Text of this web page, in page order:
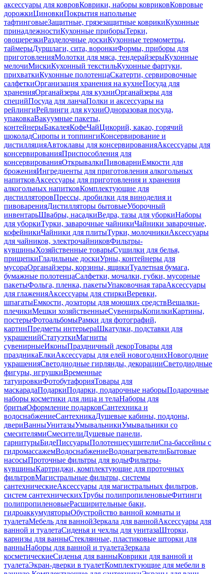
аксессуары для ковровКоврики, наборы ковриковКовровые
дорожкиЦиновкиПокрытия напольные
тафтинговыеЗащитные, грязезащитные коврикиКухонные
принадлежностиКухонные приборыТерки,
овощерезкиРазделочные доскиКухонные термометры,
таймерыДуршлаги, сита, воронкиФормы, приборы для
приготовленияМолотки для мяса, тендерайзерыКухонные
мелочиМискиКухонный текстильКухонные фартуки,
прихваткиКухонные полотенцаСкатерти, сервировочные
салфеткиОрганизация хранения на кухнеПосуда для
храненияОрганайзеры для кухниОрганайзеры для
специйПосуда для ланчаПолки и аксессуары на
рейлингиРейлинги для кухниОдноразовая посуда,
упаковкаВакуумные пакеты,
контейнерыБакалеяКофеЧайЦикорий, какао, горячий
шоколадСиропы и топпингиКонсервирование и
дистилляцияАвтоклавы для консервированияАксессуары для
консервированияПриспособления для
консервированияОткрывалкиПивоварниЕмкости для
броженияИнгредиенты для приготовления алкогольных
напитковАксессуары для приготовления и хранения
алкогольных напитковКомплектующие для
дистилляторовПрессы, дробилки для виноделия и
пивоваренияДистилляторы бытовыеУборочный
инвентарьШвабры, насадкиВедра, тазы для уборкиНаборы
для уборкиТурки, заварочные чайникиЧайники заварочные,
кофейникиЧайники для плитыТурки, молочникиАксессуары
для чайников, электрочайниковФильтры-
кувшиныХозяйственные товарыСушилки для белья,
прищепкиГладильные доскиУрны, контейнеры для
мусораОрганайзеры, корзины, ящикиТуалетная бумага,
бумажные полотенцаСалфетки, мочалки, губки, мусорные
пакетыФольга, пленка, пакетыУпаковочная тараАксессуары
для глаженияАксессуары для стиркиВеревки,
шпагатыЕмкости, дозаторы для моющих средствВешалки-
плечикиМешки хозяйственныеСувенирыКопилкиКартины,
постерыФотоальбомыРамки для фотографий,
картинПредметы интерьераШкатулки, подставки для
украшенийСтатуэткиМагниты
сувенирныеИконыПраздничный декорТовары для
праздникаЕлкиАксессуары для елей новогоднихНовогодние
украшенияСветодиодные гирлянды, декорацииСветодиодные
фигуры, игрушкиВременные
татуировкиФотобутафорияТовары для
маскарадаПодаркиПодарки, подарочные наборыПодарочные
наборы косметики для лица и телаНаборы для
бритьяОформление подарковСантехника и
водоснабжениеСантехникаДушевые кабины, поддоны,
двериВанныУнитазыУмывальникиУмывальники со
смесителямиСмесителиДушевые панели,
гарнитурыБидеПиссуарыПолотенцесушителиСпа-бассейны с
гидромассажемВодоснабжениеВодонагревателиБытовые
насосыПроточные фильтры для водыФильтры-
кувшиныКартриджи, комплектующие для проточных
фильтровМагистральные фильтры, системы
сантехническиеАксессуары для магистральных фильтров,
систем сантехническихТрубы полипропиленовыеФитинги
полипропиленовыеРасширительные баки,
гидроаккумуляторыОбустройство ванной комнаты и
туалетаМебель для ваннойЗеркала для ваннойАксессуары для
ванной и туалетаСиденья и чехлы для унитазаШторки,
карнизы для ванныСтеклянные, пластиковые шторки для
ванныНаборы для ванной и туалетаЗеркала
косметическиеСиденья для ванныКоврики для ванной и
туалетаЭкран-дверки в туалетКомплектующие для мебели в